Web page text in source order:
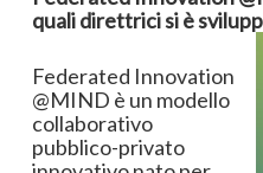
quali direttrici si è
Federated Innovation
@MIND è un modello
collaborativo
pubblico-privato